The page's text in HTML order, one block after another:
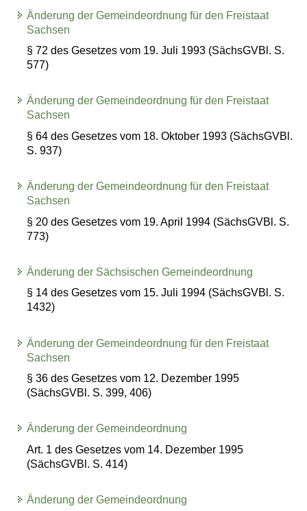
Änderung der Gemeindeordnung für den Freistaat
Sachsen
§ 72 des Gesetzes vom 19. Juli 1993 (SächsGVBl. S.
577)
Änderung der Gemeindeordnung für den Freistaat
Sachsen
§ 64 des Gesetzes vom 18. Oktober 1993 (SächsGVBl.
S. 937)
Änderung der Gemeindeordnung für den Freistaat
Sachsen
§ 20 des Gesetzes vom 19. April 1994 (SächsGVBl. S.
773)
Änderung der Sächsischen Gemeindeordnung
§ 14 des Gesetzes vom 15. Juli 1994 (SächsGVBl. S.
1432)
Änderung der Gemeindeordnung für den Freistaat
Sachsen
§ 36 des Gesetzes vom 12. Dezember 1995
(SächsGVBl. S. 399, 406)
Änderung der Gemeindeordnung
Art. 1 des Gesetzes vom 14. Dezember 1995
(SächsGVBl. S. 414)
Änderung der Gemeindeordnung